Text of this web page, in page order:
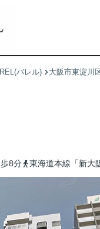
バレル) 大阪市東淀川
8分
東海道本線「新大